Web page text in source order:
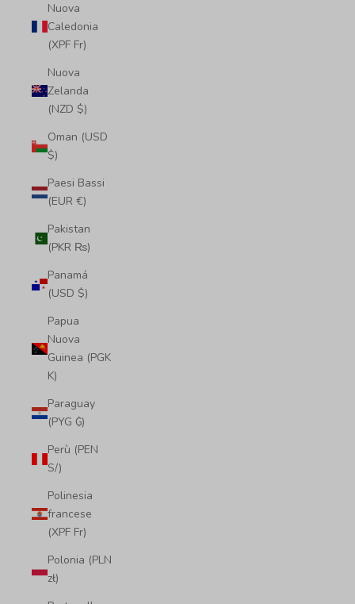
Nuova
Caledonia
(XPF Fr)
Nuova
Zelanda
(NZD $)
Oman (USD
$)
Paesi Bassi
(EUR €)
Pakistan
(PKR ₨)
Panamá
(USD $)
Papua
Nuova
Guinea (PGK
K)
Paraguay
(PYG ₲)
Perù (PEN
S/)
Polinesia
francese
(XPF Fr)
Polonia (PLN
zł)